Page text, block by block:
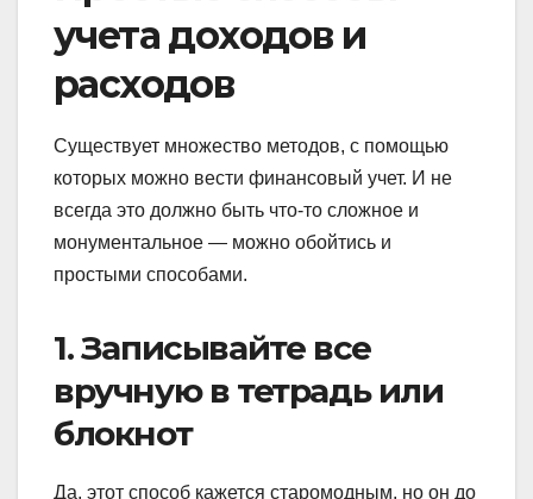
учета доходов и
расходов
Существует множество методов, с помощью
которых можно вести финансовый учет. И не
всегда это должно быть что-то сложное и
монументальное — можно обойтись и
простыми способами.
1. Записывайте все
вручную в тетрадь или
блокнот
Да, этот способ кажется старомодным, но он до